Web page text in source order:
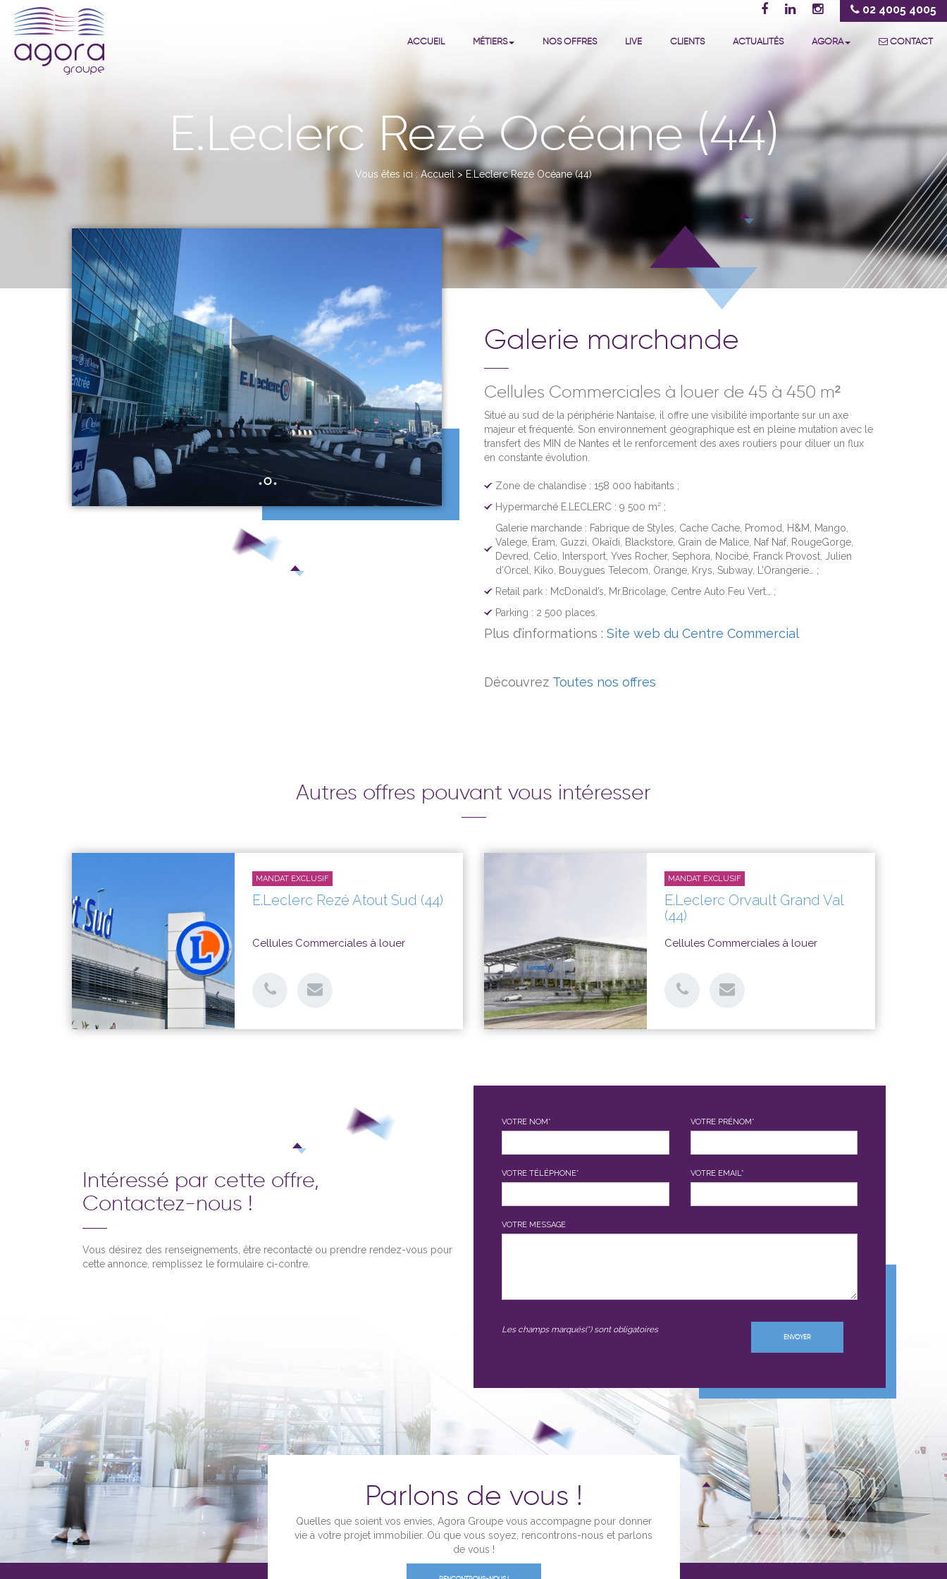
02 4005 4005
ACCUEIL MÉTIERS NOS OFFRES LIVE CLIENTS ACTUALITÉS AGORA CONTACT
E.Leclerc Rezé Océane (44)
Vous êtes ici : Accueil >E.Leclerc Rezé Océane (44)
Galerie marchande
Cellules Commerciales à louer de 45 à 450 m²
Situé au sud de la périphérie Nantaise, il offre une visibilité importante sur un axe
majeur et fréquenté. Son environnement géographique est en pleine mutation avec le
transfert des MIN de Nantes et le renforcement des axes routiers pour diluer un flux
en constante évolution.
Zone de chalandise : 158 000 habitants ;
Hypermarché E.LECLERC : 9 500 m² ;
Galerie marchande : Fabrique de Styles, Cache Cache, Promod, H&M, Mango,
Valege, Éram, Guzzi, Okaïdi, Blackstore, Grain de Malice, Naf Naf, RougeGorge,
Devred, Celio, Intersport, Yves Rocher, Sephora, Nocibé, Franck Provost, Julien
d’Orcel, Kiko, Bouygues Telecom, Orange, Krys, Subway, L’Orangerie… ;
Retail park : McDonald’s, Mr.Bricolage, Centre Auto Feu Vert… ;
Parking : 2 500 places.
Plus d’informations : Site web du Centre Commercial
Découvrez Toutes nos offres
Autres offres pouvant vous intéresser
MANDAT EXCLUSIF
E.Leclerc Rezé Atout Sud (44)
Cellules Commerciales à louer
MANDAT EXCLUSIF
E.Leclerc Orvault Grand Val
(44)
Cellules Commerciales à louer
Intéressé par cette offre,
Contactez-nous !
Vous désirez des renseignements, être recontacté ou prendre rendez-vous pour
cette annonce, remplissez le formulaire ci-contre.
VOTRE NOM* VOTRE PRÉNOM*
VOTRE TÉLÉPHONE* VOTRE EMAIL*
VOTRE MESSAGE
Les champs marqués(*) sont obligatoires
Parlons de vous !
Quelles que soient vos envies, Agora Groupe vous accompagne pour donner
vie à votre projet immobilier. Où que vous soyez, rencontrons-nous et parlons
de vous !